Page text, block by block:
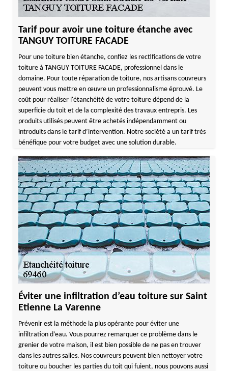
Tarif pour avoir une toiture étanche avec
TANGUY TOITURE FACADE
Pour une toiture bien étanche, confiez les rectifications de votre
toiture à TANGUY TOITURE FACADE, professionnel dans le
domaine. Pour toute réparation de toiture, nos artisans couvreurs
peuvent vous mettre en œuvre un professionnalisme éprouvé. Le
coût pour réaliser l'étanchéité de votre toiture dépend de la
superficie du toit et de la complexité des travaux entrepris. Les
produits utilisés peuvent être achetés indépendamment ou
introduits dans le tarif d’intervention. Notre société a un tarif très
bénéfique pour votre budget avec une solution durable.
Éviter une infiltration d’eau toiture sur Saint
Etienne La Varenne
Prévenir est la méthode la plus opérante pour éviter une
infiltration d’eau. Vous pourrez remarquer ce problème dans le
grenier de votre maison, il est bien possible de ne pas en trouver
dans les autres salles. Nos couvreurs peuvent bien nettoyer votre
toiture ou boucher les parties du toit qui fuient, nous pouvons aussi